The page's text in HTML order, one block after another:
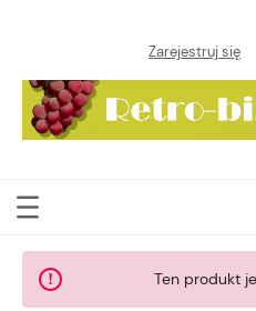
Zarejestruj się
Ten produkt